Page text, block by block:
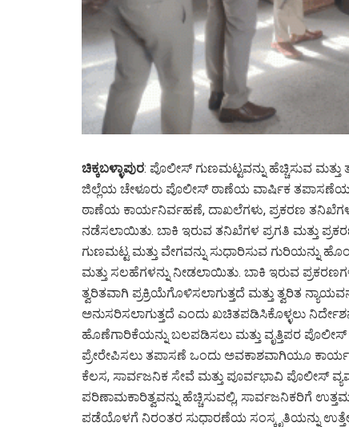
ಚಿಕ್ಕಬಳ್ಳಾಪುರ: ಪೊಲೀಸ್ ಗುಣಮಟ್ಟವನ್ನು ಹೆಚ್ಚಿಸುವ
ಜಿಲ್ಲೆಯ ಚೇಳೂರು ಪೊಲೀಸ್ ಠಾಣೆಯ ವಾರ್ಷಿಕ
ಠಾಣೆಯ ಕಾರ್ಯನಿರ್ವಹಣೆ, ದಾಖಲೆಗಳು, ಪ್ರಕರಣ
ನಡೆಸಲಾಯಿತು. ಬಾಕಿ ಇರುವ ತನಿಖೆಗಳ ಪ್ರಗತಿ ಮತ್ತು
ಗುಣಮಟ್ಟ ಮತ್ತು ವೇಗವನ್ನು ಸುಧಾರಿಸುವ ಗುರಿಯನ್ನು
ಮತ್ತು ಸಲಹೆಗಳನ್ನು ನೀಡಲಾಯಿತು. ಬಾಕಿ ಇರುವ
ತ್ವರಿತವಾಗಿ ಪ್ರಕ್ರಿಯೆಗೊಳಿಸಲಾಗುತ್ತದೆ ಮತ್ತು ತ್ವರಿತ
ಅನುಸರಿಸಲಾಗುತ್ತದೆ ಎಂದು ಖಚಿತಪಡಿಸಿಕೊಳ್ಳಲು
ಹೊಣೆಗಾರಿಕೆಯನ್ನು ಬಲಪಡಿಸಲು ಮತ್ತು ವೃತ್ತಿಪರ ಪೊಲೀಸ್
ಪ್ರೇರೇಪಿಸಲು ತಪಾಸಣೆ ಒಂದು ಅವಕಾಶವಾಗಿಯೂ
ಕೆಲಸ, ಸಾರ್ವಜನಿಕ ಸೇವೆ ಮತ್ತು ಪೂರ್ವಭಾವಿ ಪೊಲೀಸ್
ಪರಿಣಾಮಕಾರಿತ್ವವನ್ನು ಹೆಚ್ಚಿಸುವಲ್ಲಿ, ಸಾರ್ವಜನಿಕರಿಗೆ
ಪಡೆಯೊಳಗೆ ನಿರಂತರ ಸುಧಾರಣೆಯ ಸಂಸ್ಕೃತಿಯನ್ನು